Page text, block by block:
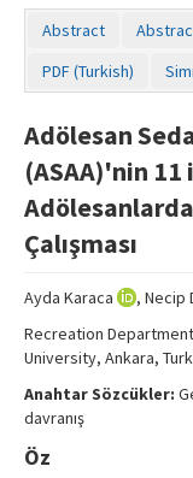
Online First
Aims and Scope
Editorial Board
Instructions to
Copyright Transfer
Contact Us
Abstract
PDF (Turkish)
Adölesan
(ASAA)'nin 11
Çalışması
Ayda Karaca
, Necip
Recreation
University, Ankara,
Anahtar Sözcükler:
davranış
Öz